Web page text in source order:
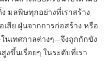
มลพิษทุกอย่างที่เราสร้าง
สีย ฝุ่นจากการก่อสร้าง หรือ
นเทศกาลต่างๆ—จึงถูกกักขัง
ขึ้นเรื่อยๆ ในระดับที่เรา